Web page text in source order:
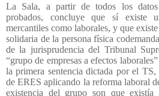
La Sala, a partir de todos los
probados, concluye que sí existe
mercantiles como laborales, y que
solidaria de la persona física
de la jurisprudencia del Tribunal
“grupo de empresas a efectos
la primera sentencia dictada por el
de ERES aplicando la reforma laboral
existencia del grupo son que existía